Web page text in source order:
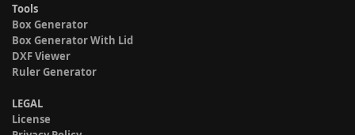
Tools
Box Generator
Box Generator With Lid
DXF Viewer
Ruler Generator
LEGAL
License